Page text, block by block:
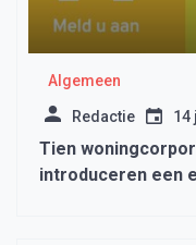
Algemeen
Redactie 14
Tien
introduceren een